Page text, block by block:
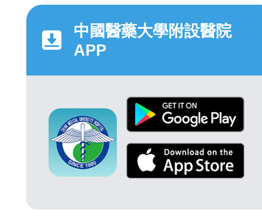
中國醫藥大學附設醫院
APP